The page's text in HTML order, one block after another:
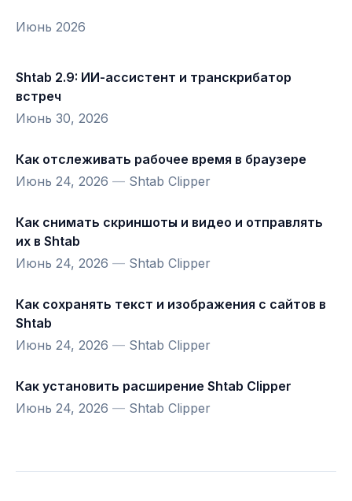
Июнь 2026
Shtab 2.9: ИИ-ассистент и транскрибатор
встреч
Июнь 30, 2026
Как отслеживать рабочее время в браузере
Июнь 24, 2026 — Shtab Clipper
Как снимать скриншоты и видео и отправлять
их в Shtab
Июнь 24, 2026 — Shtab Clipper
Как сохранять текст и изображения с сайтов в
Shtab
Июнь 24, 2026 — Shtab Clipper
Как установить расширение Shtab Clipper
Июнь 24, 2026 — Shtab Clipper